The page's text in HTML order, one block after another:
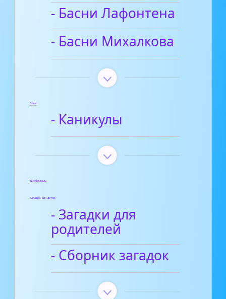
- Басни Лафонтена
- Басни Михалкова
Блог
- Каникулы
Диафильмы
Загадки для детей
- Загадки для
родителей
- Сборник загадок